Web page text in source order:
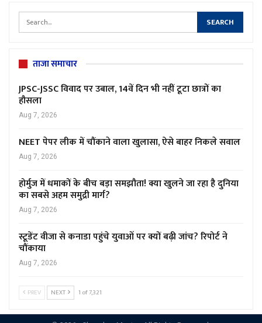
ताजा समाचार
JPSC-JSSC विवाद पर उबाल, 14वें दिन भी नहीं टूटा छात्रों का
हौसला
Aug 7, 2026
NEET पेपर लीक में चौंकाने वाला खुलासा, ऐसे बाहर निकले सवाल
Aug 7, 2026
होर्मुज में धमाकों के बीच बड़ा समझौता! क्या खुलने जा रहा है दुनिया
का सबसे अहम समुद्री मार्ग?
Aug 7, 2026
स्टूडेंट वीजा से कनाडा पहुंचे युवाओं पर क्यों बढ़ी जांच? रिपोर्ट ने
चौंकाया
Aug 7, 2026
PREV NEXT 1 of 7,321